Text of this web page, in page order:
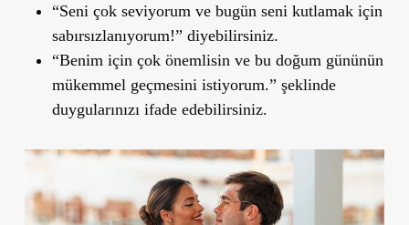
“Seni çok seviyorum ve bugün seni kutlamak için
sabırsızlanıyorum!” diyebilirsiniz.
“Benim için çok önemlisin ve bu doğum gününün
mükemmel geçmesini istiyorum.” şeklinde
duygularınızı ifade edebilirsiniz.